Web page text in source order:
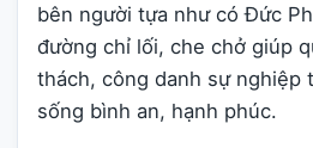
bên người tựa như có Đức
đường chỉ lối, che chở giúp
thách, công danh sự nghiệp
sống bình an, hạnh phúc.